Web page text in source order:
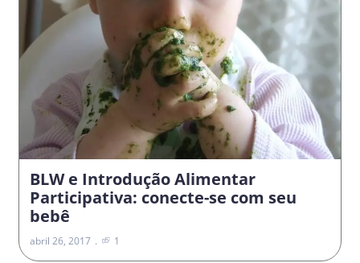
BLW e Introdução Alimentar
Participativa: conecte-se com seu
bebê
abril 26, 2017 1